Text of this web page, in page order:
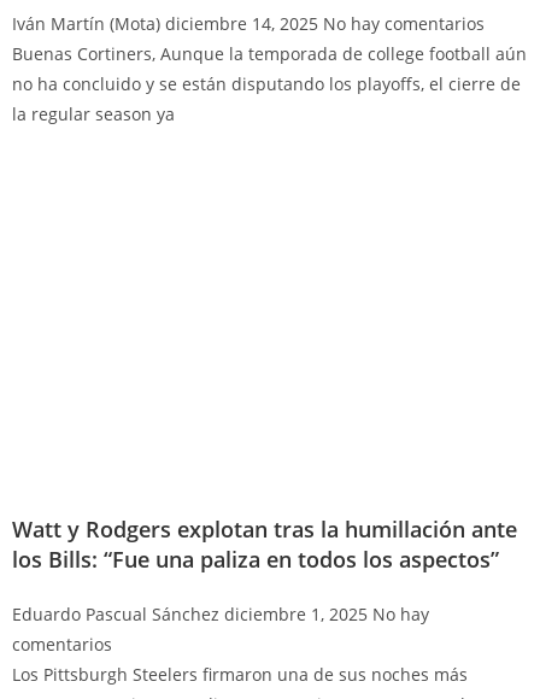
Iván Martín (Mota) diciembre 14, 2025 No hay comentarios
Buenas Cortiners, Aunque la temporada de college football aún
no ha concluido y se están disputando los playoffs, el cierre de
la regular season ya
Watt y Rodgers explotan tras la humillación ante
los Bills: “Fue una paliza en todos los aspectos”
Eduardo Pascual Sánchez diciembre 1, 2025 No hay
comentarios
Los Pittsburgh Steelers firmaron una de sus noches más